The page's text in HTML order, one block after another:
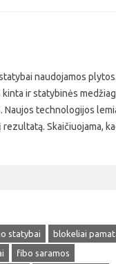
naudojamos
ir statybinės
Naujos technologijos
Skaičiuojama,
statybai
blokeliai
fibo saramos